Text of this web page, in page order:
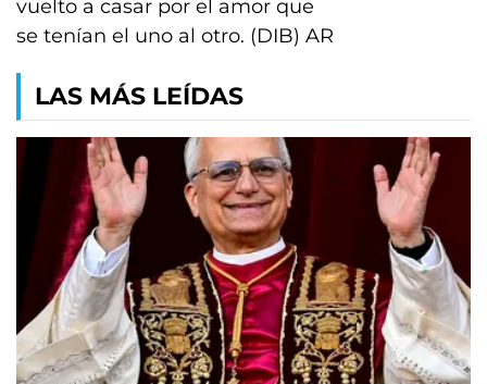
vuelto a casar por el amor que
se tenían el uno al otro. (DIB) AR
LAS MÁS LEÍDAS